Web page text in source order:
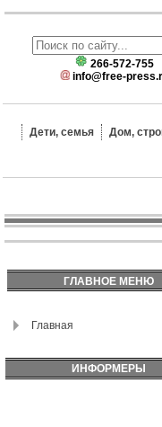
266-572-755
info@free-
Дети, семья Дом,
ГЛАВНОЕ МЕНЮ
Главная
ИНФОРМЕРЫ